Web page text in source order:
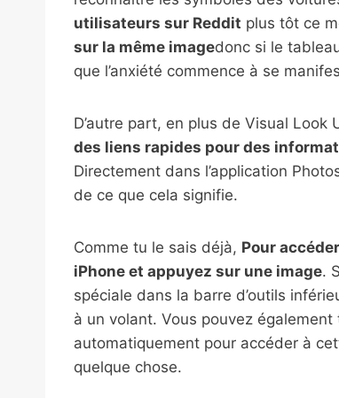
utilisateurs sur Reddit plus tôt ce
sur la même imagedonc si le
que l’anxiété commence à se
D’autre part, en plus de Visual
des liens rapides pour des
Directement dans l’application
de ce que cela signifie.
Comme tu le sais déjà, Pour
iPhone et appuyez sur une image.
spéciale dans la barre d’outils
à un volant. Vous pouvez également
automatiquement pour accéder à
quelque chose.